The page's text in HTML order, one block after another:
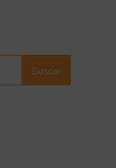
Buscar